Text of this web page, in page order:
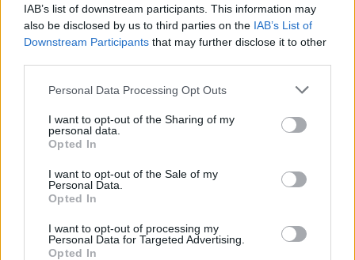
IAB’s list of downstream participants. This information may
also be disclosed by us to third parties on the IAB’s List of
Downstream Participants that may further disclose it to other
Personal Data Processing Opt Outs
I want to opt-out of the Sharing of my
personal data.
Opted In
I want to opt-out of the Sale of my
Personal Data.
Opted In
I want to opt-out of processing my
Personal Data for Targeted Advertising.
Opted In
Venafro
6 Ago 2026
Budoni-Latte Dolce e COS-Monastir il 30
6 Ago 2026
Anche il Fasano out e le ammissioni salgono
5 Ago 2026